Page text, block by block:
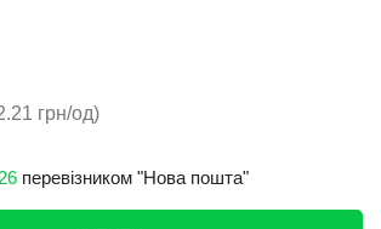
грн/од)
перевізником "Нова пошта"